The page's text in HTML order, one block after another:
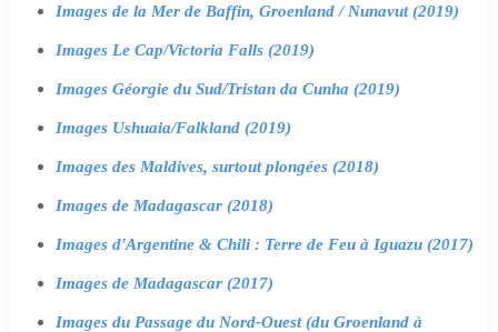
Images de la Mer de Baffin, Groenland / Nunavut (2019)
Images Le Cap/Victoria Falls (2019)
Images Géorgie du Sud/Tristan da Cunha (2019)
Images Ushuaia/Falkland (2019)
Images des Maldives, surtout plongées (2018)
Images de Madagascar (2018)
Images d'Argentine & Chili : Terre de Feu à Iguazu (2017)
Images de Madagascar (2017)
Images du Passage du Nord-Ouest (du Groenland à